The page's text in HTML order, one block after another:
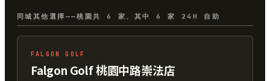
同城其他選擇——桃園共 6 家、其中 6 家 24H 自助
FALGON GOLF
Falgon Golf 桃園中路崇法店